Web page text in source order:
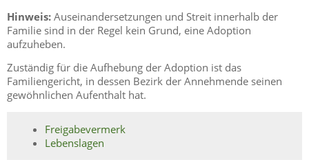
Hinweis: Auseinandersetzungen und Streit innerhalb der
Familie sind in der Regel kein Grund, eine Adoption
aufzuheben.
Zuständig für die Aufhebung der Adoption ist das
Familiengericht, in dessen Bezirk der Annehmende seinen
gewöhnlichen Aufenthalt hat.
Freigabevermerk
Lebenslagen